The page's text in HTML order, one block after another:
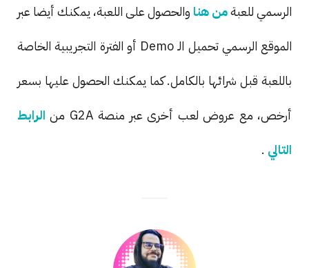
الرسمي للعبةمن هنا والحصول على اللعبة، يمكنك أيضا عبر
الموقع الرسمي تحميل الـ Demo أو الفترة التجريبية الخاصة
باللعبة قبل شرائها بالكامل. كما يمكنك الحصول عليها بسعر
أرخص، مع عروض لعب أخرى عبر منصة G2A من
الرابط
التالي .